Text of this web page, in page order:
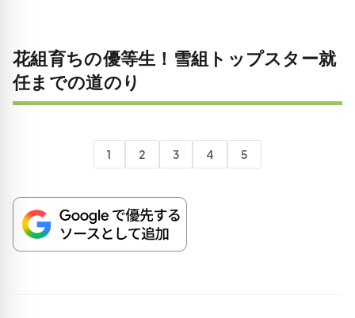
花組育ちの優等生！雪組トップスター就
任までの道のり
1 2 3 4 5